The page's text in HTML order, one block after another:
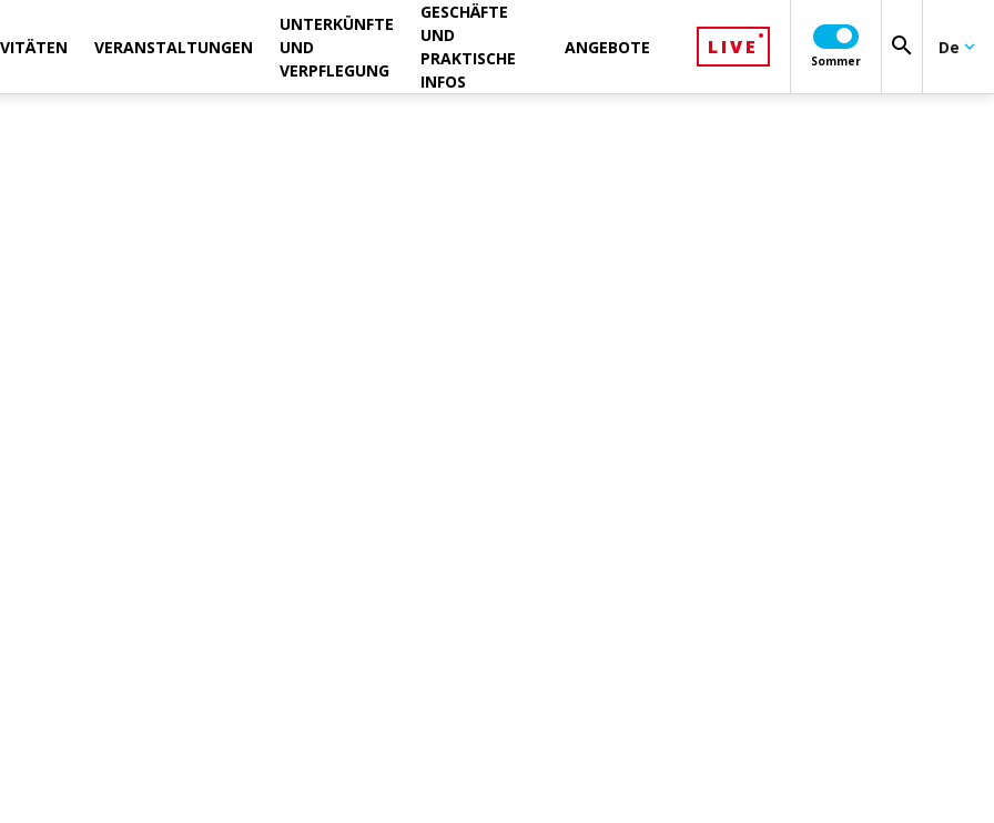
VERANSTALTUNGEN
UNTERKÜNFTE
UND
VERPFLEGUNG
GESCHÄFTE
UND
PRAKTISCHE
INFOS
ANGEBOTE LIVE
Sommer
search De keyboard_arrow_down